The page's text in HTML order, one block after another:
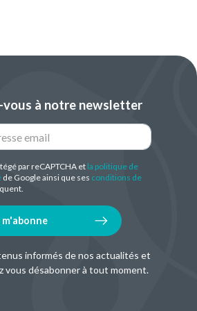
vous à notre newsletter
par reCAPTCHA et la politique de
de Google ainsi que ses conditions de
m'abonne
informés de nos actualités et
vous désabonner à tout moment.